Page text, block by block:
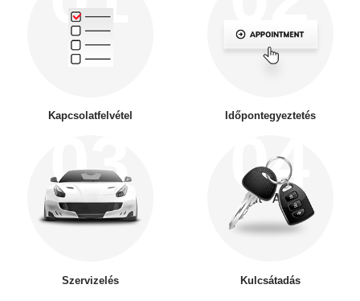
alt="Alt"
Kapcsolatfelvétel
alt="Alt"alt="Alt"
Időpontegyeztetés
03
alt="Alt"
Szervizelés
04
alt="Alt"
Kulcsátadás